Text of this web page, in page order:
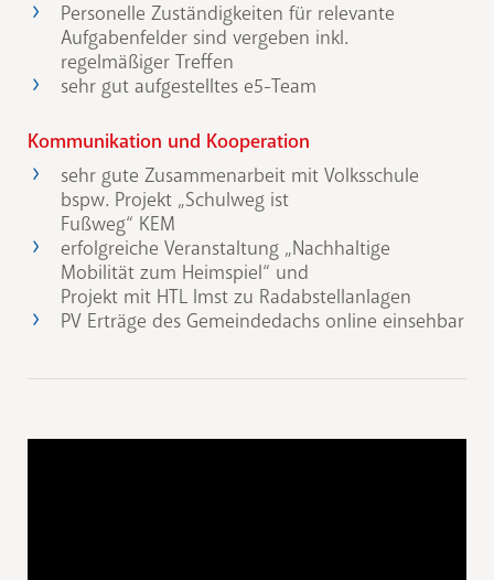
Personelle Zuständigkeiten für relevante
Aufgabenfelder sind vergeben inkl.
regelmäßiger Treffen
sehr gut aufgestelltes e5-Team
Kommunikation und Kooperation
sehr gute Zusammenarbeit mit Volksschule
bspw. Projekt „Schulweg ist
Fußweg“ KEM
erfolgreiche Veranstaltung „Nachhaltige
Mobilität zum Heimspiel“ und
Projekt mit HTL Imst zu Radabstellanlagen
PV Erträge des Gemeindedachs online einsehbar